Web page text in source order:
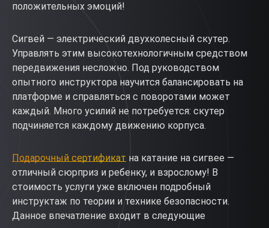
положительных эмоций!
Сигвей — электрический двухколесный скутер.
Управлять этим высокотехнологичным средством
передвижения несложно. Под руководством
опытного инструктора научится балансировать на
платформе и справляться с поворотами может
каждый. Много усилий не потребуется: скутер
подчиняется каждому движению корпуса.
Подарочный сертификат на катание на сигвее —
отличный сюрприз и ребенку, и взрослому! В
стоимость услуги уже включен подробный
инструктаж по теории и технике безопасности.
Данное впечатление входит в следующие